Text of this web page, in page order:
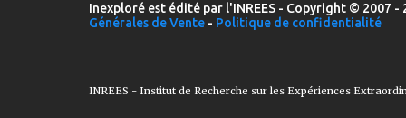
Inexploré est édité par l'INREES - Copyright © 2007
Générales de Vente - Politique de confidentialité
INREES - Institut de Recherche sur les Expériences